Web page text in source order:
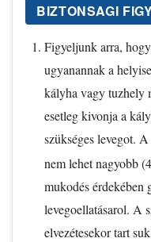
BIZTONSAGI
Figyeljunk arra,
ugyanannak a
kályha vagy tuzhely
esetleg kivonja a
szükséges levegot.
nem lehet nagyobb
mukodés érdekében
levegoellatásarol. A
elvezétesekor tart